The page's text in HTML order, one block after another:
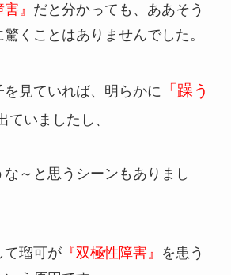
』 だと分かっても、ああそう
くことはありませんでした。
見ていれば、明らかに
「躁う
ていましたし、
～と思うシーンもありまし
て瑠可が『双極性障害』
を患う